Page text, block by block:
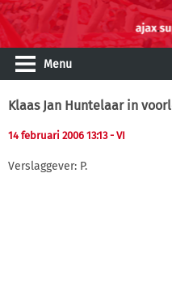
Menu
Klaas Jan Huntelaar in
14 februari 2006 13:13- VI
Verslaggever: P.